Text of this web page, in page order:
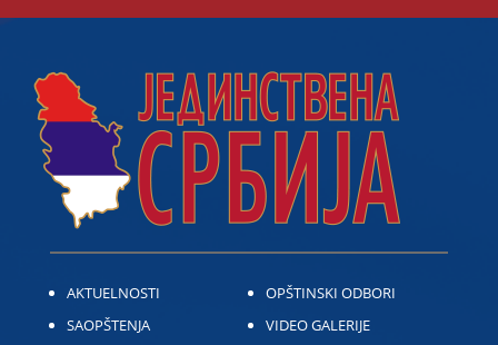
AKTUELNOSTI
SAOPŠTENJA
OPŠTINSKI ODBORI
VIDEO GALERIJE